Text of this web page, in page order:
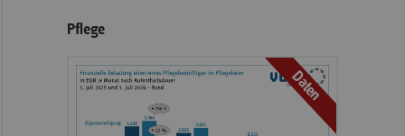
Pflege
Daten